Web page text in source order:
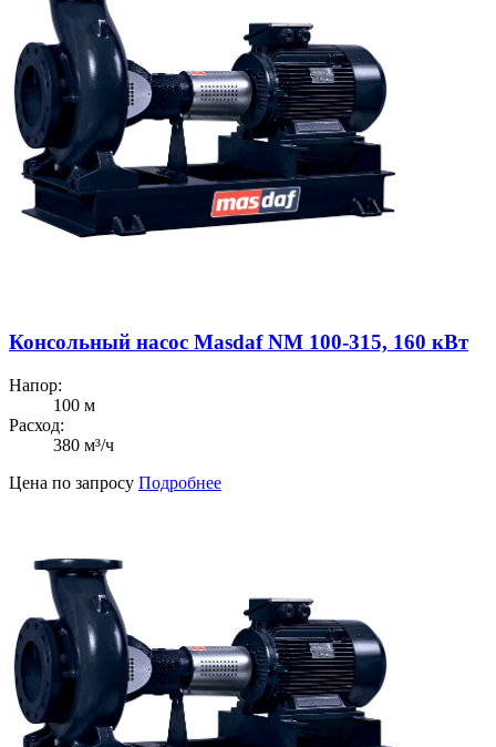
Консольный насос Masdaf NM 100-315, 160 кВт
Напор:
100 м
Расход:
380 м³/ч
Цена по запросу Подробнее